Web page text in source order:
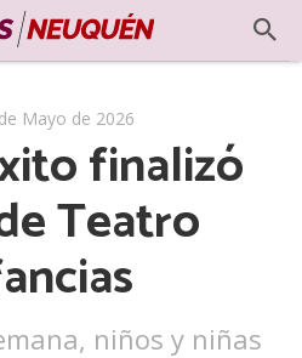
Mayo de 2026
finalizó
Teatro
niños y niñas